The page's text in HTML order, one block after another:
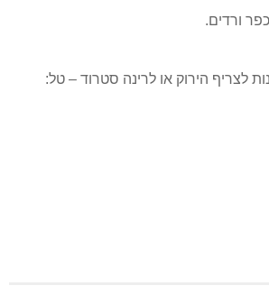
ורדים.
לצריף הירוק או לרינה סטרוד – טל: